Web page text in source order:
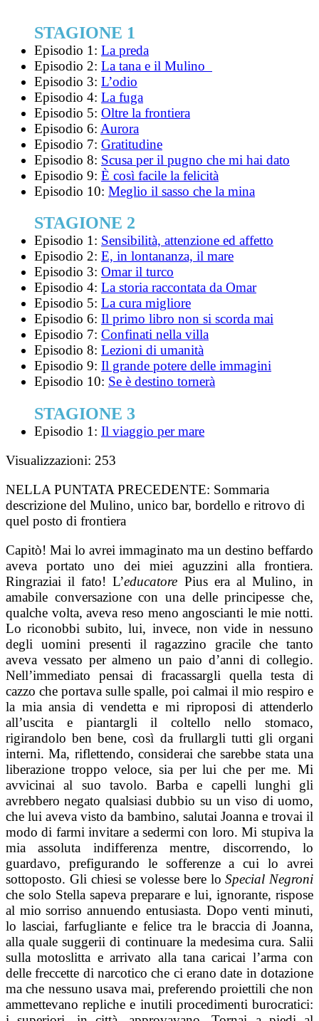
STAGIONE 1
Episodio 1: La preda
Episodio 2: La tana e il Mulino
Episodio 3: L’odio
Episodio 4: La fuga
Episodio 5: Oltre la frontiera
Episodio 6: Aurora
Episodio 7: Gratitudine
Episodio 8: Scusa per il pugno che mi hai dato
Episodio 9: È così facile la felicità
Episodio 10: Meglio il sasso che la mina
STAGIONE 2
Episodio 1: Sensibilità, attenzione ed affetto
Episodio 2: E, in lontananza, il mare
Episodio 3: Omar il turco
Episodio 4: La storia raccontata da Omar
Episodio 5: La cura migliore
Episodio 6: Il primo libro non si scorda mai
Episodio 7: Confinati nella villa
Episodio 8: Lezioni di umanità
Episodio 9: Il grande potere delle immagini
Episodio 10: Se è destino tornerà
STAGIONE 3
Episodio 1: Il viaggio per mare
Visualizzazioni: 253
NELLA PUNTATA PRECEDENTE: Sommaria
descrizione del Mulino, unico bar, bordello e ritrovo di
quel posto di frontiera
Capitò! Mai lo avrei immaginato ma un destino beffardo
aveva portato uno dei miei aguzzini alla frontiera.
Ringraziai il fato! L’educatore Pius era al Mulino, in
amabile conversazione con una delle principesse che,
qualche volta, aveva reso meno angoscianti le mie notti.
Lo riconobbi subito, lui, invece, non vide in nessuno
degli uomini presenti il ragazzino gracile che tanto
aveva vessato per almeno un paio d’anni di collegio.
Nell’immediato pensai di fracassargli quella testa di
cazzo che portava sulle spalle, poi calmai il mio respiro e
la mia ansia di vendetta e mi riproposi di attenderlo
all’uscita e piantargli il coltello nello stomaco,
rigirandolo ben bene, così da frullargli tutti gli organi
interni. Ma, riflettendo, considerai che sarebbe stata una
liberazione troppo veloce, sia per lui che per me. Mi
avvicinai al suo tavolo. Barba e capelli lunghi gli
avrebbero negato qualsiasi dubbio su un viso di uomo,
che lui aveva visto da bambino, salutai Joanna e trovai il
modo di farmi invitare a sedermi con loro. Mi stupiva la
mia assoluta indifferenza mentre, discorrendo, lo
guardavo, prefigurando le sofferenze a cui lo avrei
sottoposto. Gli chiesi se volesse bere loSpecial Negroni
che solo Stella sapeva preparare e lui, ignorante, rispose
al mio sorriso annuendo entusiasta. Dopo venti minuti,
lo lasciai, farfugliante e felice tra le braccia di Joanna,
alla quale suggerii di continuare la medesima cura. Salii
sulla motoslitta e arrivato alla tana caricai l’arma con
delle freccette di narcotico che ci erano date in dotazione
ma che nessuno usava mai, preferendo proiettili che non
ammettevano repliche e inutili procedimenti burocratici: